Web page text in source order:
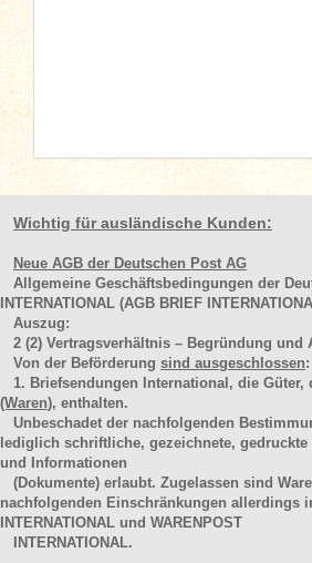
Wichtig für ausländische Kunden:
Neue AGB der Deutschen Post AG
Allgemeine Geschäftsbedingungen der
INTERNATIONAL (AGB BRIEF
Auszug:
2 (2) Vertragsverhältnis – Begründung und
Von der Beförderung sind ausgeschlossen:
1. Briefsendungen International, die Güter,
(Waren), enthalten.
Unbeschadet der nachfolgenden
lediglich schriftliche, gezeichnete,
und Informationen
(Dokumente) erlaubt. Zugelassen sind
nachfolgenden Einschränkungen allerdings
INTERNATIONAL und WARENPOST
INTERNATIONAL.